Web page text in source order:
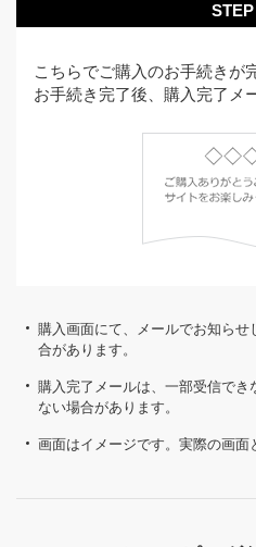
こちらでご購入のお手続きが
お手続き完了後、購入完了メ
購入画面にて、メールでお知ら
合があります。
購入完了メールは、一部受信で
ない場合があります。
画面はイメージです。実際の画面